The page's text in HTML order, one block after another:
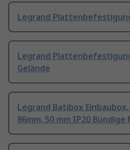
Legrand
Legrand
Gelände
Legrand Batibox
86mm, 50 mm IP20